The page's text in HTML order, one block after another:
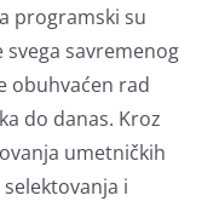
programski su
savremenog
obuhvaćen rad
do danas. Kroz
umetničkih
i